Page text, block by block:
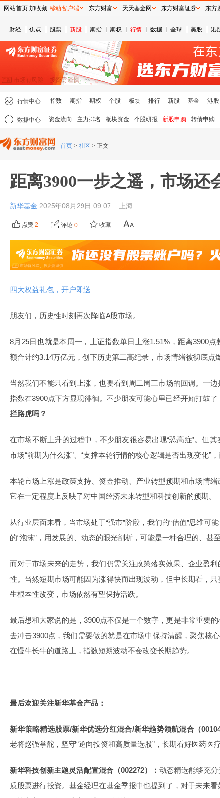
财经 焦点 股票 新股 期指 期权 行情 数据 全球 美股 港
行情中心 指数 期指 期权 个股 板块 排行 新股 基金 港股
数据中心 资金流向 主力排名 板块资金 个股研报 新股申购 转债申购
首页 > 社区 > 正文
距离3900一步之遥，市场还
新华基金 2025年08月29日 09:07 上海
点赞 2 评论 0 收藏
四大权益礼包，开户即送
朋友们，历史性时刻再次降临A股市场。
8月25日也就是本周一，上证指数单日上涨1.51%，距离3900
额合计约3.14万亿元，创下历史第二高纪录，市场情绪被彻底点
当然我们不能只看到上涨，也要看到周二周三市场的回调。一
指数在3900点下方显现徘徊。不少朋友可能心里已经开始打鼓了
拦路虎吗？
在市场不断上升的过程中，不少朋友很容易出现“恐高症”。但
市场“前期为什么涨”、“支撑本轮行情的核心逻辑是否出现变化”
本轮市场上涨是政策支持、资金推动、产业转型预期和市场情
它在一定程度上反映了对中国经济未来转型和科技创新的预期。
从行业层面来看，当市场处于“强市”阶段，我们的“估值”思维可
的“泡沫”，用发展的、动态的眼光剖析，可能是一种合理的、甚
而对于市场未来的走势，我们仍需关注政策落实效果、企业盈
性。当然短期市场可能因为涨得快而出现波动，但中长期看，
生根本性改变，市场依然有望保持活跃。
最后想和大家说的是，3900点不仅是一个数字，更是非常重要
去冲击3900点，我们需要做的就是在市场中保持清醒，聚焦核
在慢牛长牛的道路上，指数短期波动不会改变长期趋势。
最后欢迎关注新华基金产品：
新华策略精选股票/新华优选分红混合/新华趋势领航混合（
老将赵强掌舵，坚守“逆向投资和高质量选股”，长期看好医药医
新华科技创新主题灵活配置混合（002272）： 动态精选能够充
质股票进行投资。基金经理在基金季报中也提到了，对于未来
网站首页 加收藏 移动客户端 东方财富 天天基金网 东方财富证券 东方